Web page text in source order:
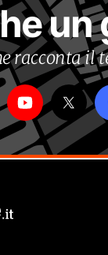
un
racconta il